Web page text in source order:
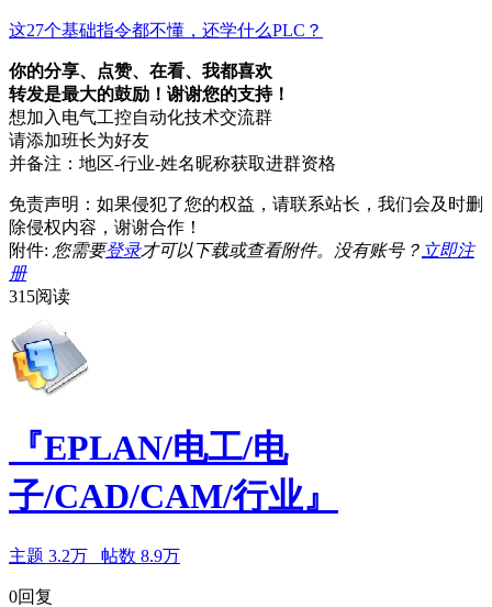
这27个基础指令都不懂，还学什么PLC？
你的分享、点赞、在看、 我都喜欢
转发是最大的鼓励！谢谢您的支持！
想加入电气工控自动化技术交流群
请添加班长为好友
并备注：地区-行业-姓名昵称获取进群资格
免责声明：如果侵犯了您的权益，请联系站长，我们会及时删
除侵权内容，谢谢合作！
附件: 您需要登录才可以下载或查看附件。没有账号？ 立即注
册
315阅读
『EPLAN/电工/电
子/CAD/CAM/行业』
主题 3.2万 帖数 8.9万
0回复